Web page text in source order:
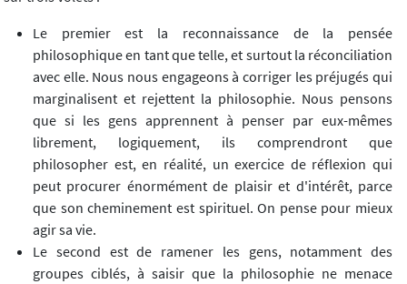
Le premier est la reconnaissance de la pensée
philosophique en tant que telle, et surtout la réconciliation
avec elle. Nous nous engageons à corriger les préjugés qui
marginalisent et rejettent la philosophie. Nous pensons
que si les gens apprennent à penser par eux-mêmes
librement, logiquement, ils comprendront que
philosopher est, en réalité, un exercice de réflexion qui
peut procurer énormément de plaisir et d'intérêt, parce
que son cheminement est spirituel. On pense pour mieux
agir sa vie.
Le second est de ramener les gens, notamment des
groupes ciblés, à saisir que la philosophie ne menace